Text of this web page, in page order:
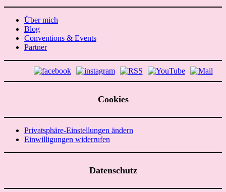
Über mich
Blog
Conventions & Events
Partner
Cookies
Privatsphäre-Einstellungen ändern
Einwilligungen widerrufen
Datenschutz